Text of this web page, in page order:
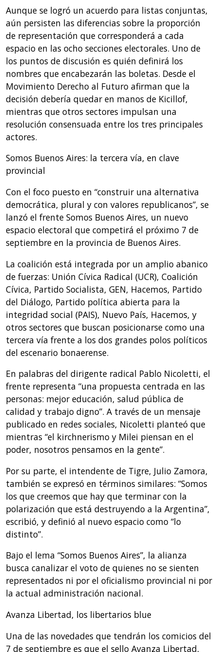
Aunque se logró un acuerdo para listas conjuntas,
aún persisten las diferencias sobre la proporción
de representación que corresponderá a cada
espacio en las ocho secciones electorales. Uno de
los puntos de discusión es quién definirá los
nombres que encabezarán las boletas. Desde el
Movimiento Derecho al Futuro afirman que la
decisión debería quedar en manos de Kicillof,
mientras que otros sectores impulsan una
resolución consensuada entre los tres principales
actores.
Somos Buenos Aires: la tercera vía, en clave
provincial
Con el foco puesto en “construir una alternativa
democrática, plural y con valores republicanos”, se
lanzó el frente Somos Buenos Aires, un nuevo
espacio electoral que competirá el próximo 7 de
septiembre en la provincia de Buenos Aires.
La coalición está integrada por un amplio abanico
de fuerzas: Unión Cívica Radical (UCR), Coalición
Cívica, Partido Socialista, GEN, Hacemos, Partido
del Diálogo, Partido política abierta para la
integridad social (PAIS), Nuevo País, Hacemos, y
otros sectores que buscan posicionarse como una
tercera vía frente a los dos grandes polos políticos
del escenario bonaerense.
En palabras del dirigente radical Pablo Nicoletti, el
frente representa “una propuesta centrada en las
personas: mejor educación, salud pública de
calidad y trabajo digno”. A través de un mensaje
publicado en redes sociales, Nicoletti planteó que
mientras “el kirchnerismo y Milei piensan en el
poder, nosotros pensamos en la gente”.
Por su parte, el intendente de Tigre, Julio Zamora,
también se expresó en términos similares: “Somos
los que creemos que hay que terminar con la
polarización que está destruyendo a la Argentina”,
escribió, y definió al nuevo espacio como “lo
distinto”.
Bajo el lema “Somos Buenos Aires”, la alianza
busca canalizar el voto de quienes no se sienten
representados ni por el oficialismo provincial ni por
la actual administración nacional.
Avanza Libertad, los libertarios blue
Una de las novedades que tendrán los comicios del
7 de septiembre es que el sello Avanza Libertad,